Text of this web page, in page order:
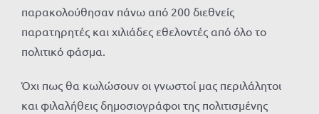
παρακολούθησαν πάνω από 200 διεθνείς
παρατηρητές και χιλιάδες εθελοντές από όλο το
πολιτικό φάσμα.
Όχι πως θα κωλώσουν οι γνωστοί μας περιλάλητοι
και φιλαλήθεις δημοσιογράφοι της πολιτισμένης